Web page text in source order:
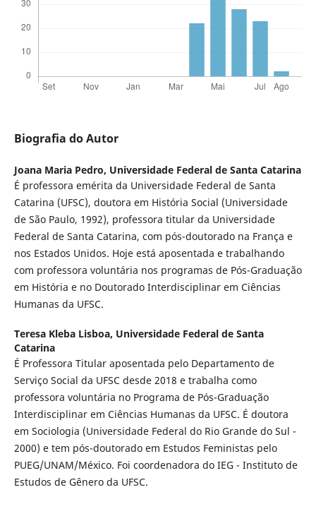
Biografia do Autor
Joana Maria Pedro, Universidade Federal de Santa Catarina
É professora emérita da Universidade Federal de Santa
Catarina (UFSC), doutora em História Social (Universidade
de São Paulo, 1992), professora titular da Universidade
Federal de Santa Catarina, com pós-doutorado na França e
nos Estados Unidos. Hoje está aposentada e trabalhando
com professora voluntária nos programas de Pós-Graduação
em História e no Doutorado Interdisciplinar em Ciências
Humanas da UFSC.
Teresa Kleba Lisboa, Universidade Federal de Santa
Catarina
É Professora Titular aposentada pelo Departamento de
Serviço Social da UFSC desde 2018 e trabalha como
professora voluntária no Programa de Pós-Graduação
Interdisciplinar em Ciências Humanas da UFSC. É doutora
em Sociologia (Universidade Federal do Rio Grande do Sul -
2000) e tem pós-doutorado em Estudos Feministas pelo
PUEG/UNAM/México. Foi coordenadora do IEG - Instituto de
Estudos de Gênero da UFSC.